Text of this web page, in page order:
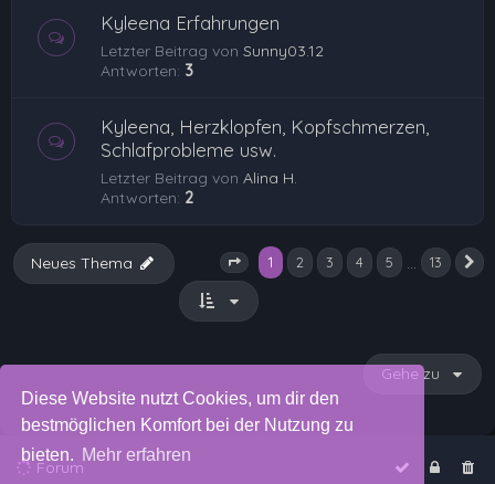
Diese Website nutzt Cookies, um dir den
bestmöglichen Komfort bei der Nutzung zu
bieten. Mehr erfahren
Kyleena Erfahrungen
Letzter Beitrag von Sunny03.12
Antworten: 3
Kyleena, Herzklopfen, Kopfschmerzen,
Schlafprobleme usw.
Letzter Beitrag von Alina H.
Antworten: 2
Seite 1 von 13
1 2 3 4 5 13
Neues Thema
Gehe zu
Forum